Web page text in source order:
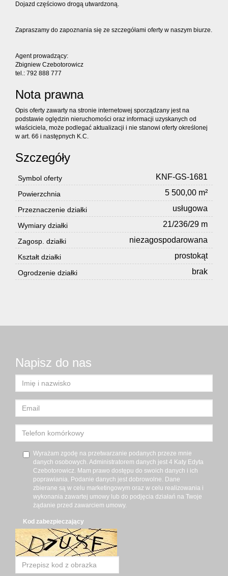
Dojazd częściowo drogą utwardzoną.
Zapraszamy do zapoznania się ze szczegółami oferty w naszym biurze.
Agent prowadzący:
Zbigniew Czebotorowicz
tel.: 792 888 777
Nota prawna
Opis oferty zawarty na stronie internetowej sporządzany jest na
podstawie oględzin nieruchomości oraz informacji uzyskanych od
właściciela, może podlegać aktualizacji i nie stanowi oferty określonej
w art. 66 i następnych K.C.
Szczegóły
Symbol oferty KNF-GS-1681
Powierzchnia 5 500,00 m²
Przeznaczenie działki usługowa
Wymiary działki 21/236/29 m
Zagosp. działki niezagospodarowana
Kształt działki prostokąt
Ogrodzenie działki brak
Napisz do nas
Wyrażam zgodę na przetwarzanie podanych przeze mnie
danych osobowych. Administratorem danych jest 4 Katy Edyta
Czebotorowicz. Mam prawo dostępu do swoich danych i ich
poprawiania. Podanie danych jest dobrowolne. Dane
zbierane są w celu marketingowym oraz w celu realizowania i
wykonania zawartej umowy lub do podjęcia działań na Twoje
żądanie przed zawarciem umowy.
Kod zabezpieczający